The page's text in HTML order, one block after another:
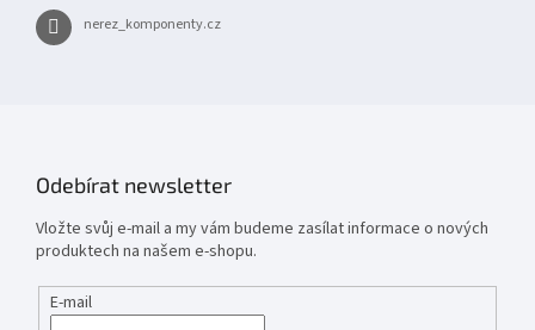
nerez_komponenty.cz
Odebírat newsletter
Vložte svůj e-mail a my vám budeme zasílat informace o nových
produktech na našem e-shopu.
E-mail